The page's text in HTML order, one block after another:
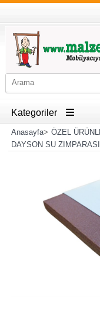
Kategoriler
Anasayfa> ÖZEL
DAYSON SU